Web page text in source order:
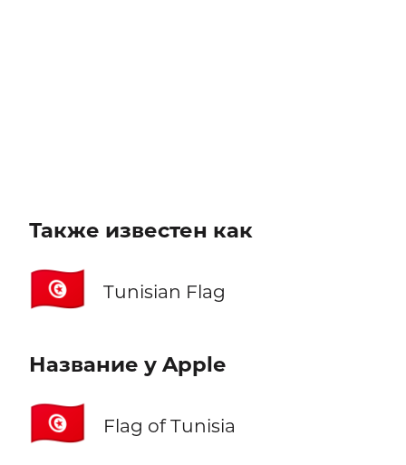
Также известен как
🇹🇳 Tunisian Flag
Название у Apple
🇹🇳 Flag of Tunisia